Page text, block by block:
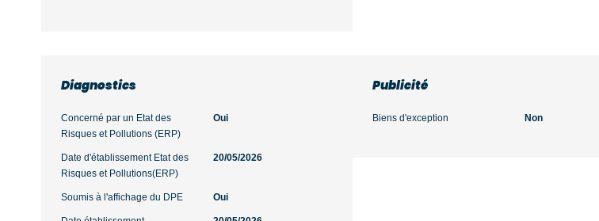
Diagnostics
Concerné par un Etat des
Risques et Pollutions (ERP)
Oui
Date d'établissement Etat des
Risques et Pollutions(ERP)
20/05/2026
Soumis à l'affichage du DPE Oui
Publicité
Biens d'exception Non